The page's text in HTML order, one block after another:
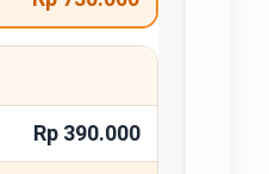
Rp 390.000